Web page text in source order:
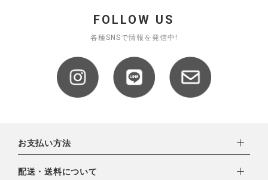
FOLLOW US
各種SNSで情報を発信中!
お支払い方法
下記お支払い方法よりお選びいただけます。
配送・送料について